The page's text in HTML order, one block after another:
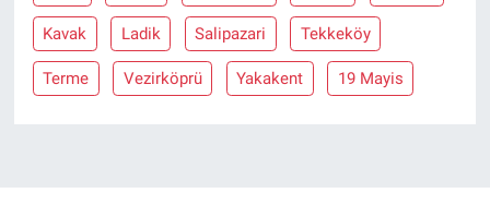
Kavak Ladik Salipazari Tekkeköy
Terme Vezirköprü Yakakent 19 Mayis